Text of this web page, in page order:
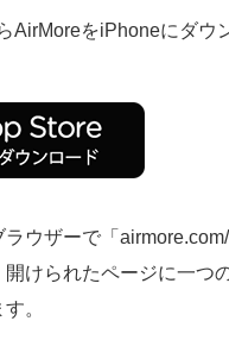
AirMoreをiPhoneにダウ
ウザーで「airmore.com/
開けられたページに一つ
。